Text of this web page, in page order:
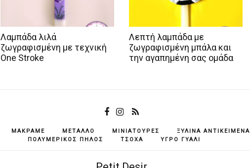
Λαμπάδα λιλά
ζωγραφισμένη με τεχνική
One Stroke
Λεπτή λαμπάδα με
ζωγραφισμένη μπάλα και
την αγαπημένη σας ομάδα
ΜΑΚΡΑΜΈ ΜΈΤΑΛΛΟ ΜΙΝΙΑΤΟΎΡΕΣ ΞΎΛΙΝΑ ΑΝΤΙΚΕΊΜΕΝΆ
ΠΟΛΥΜΕΡΙΚΌΣ ΠΗΛΌΣ
ΤΣΌΧΑ ΥΓΡΌ ΓΥΑΛΊ